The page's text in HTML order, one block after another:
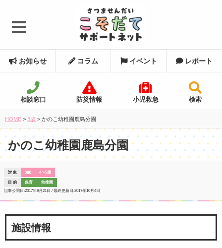
お知らせ コラム イベント レポート
相談窓口 防災情報 小児救急 検索
HOME > 3歳 > かのこ幼稚園鹿島分園
かのこ幼稚園鹿島分園
対 象 3歳 4〜5歳
目 的 保育
幼稚園
記事公開日:2017年9月21日 / 最終更新日:2017年10月4日
施設情報